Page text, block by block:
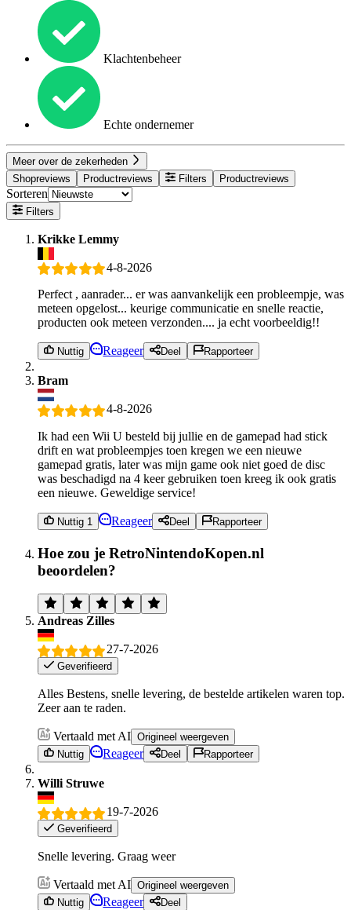
Klachtenbeheer
Echte ondernemer
Meer over de zekerheden
Shopreviews
Productreviews Filters Productreviews
Sorteren
Filters
Krikke Lemmy
4-8-2026
Perfect , aanrader... er was aanvankelijk een probleempje, was
meteen opgelost... keurige communicatie en snelle reactie,
producten ook meteen verzonden.... ja echt voorbeeldig!!
Nuttig Reageer Deel Rapporteer
Bram
4-8-2026
Ik had een Wii U besteld bij jullie en de gamepad had stick
drift en wat probleempjes toen kregen we een nieuwe
gamepad gratis, later was mijn game ook niet goed de disc
was beschadigd na 4 keer gebruiken toen kreeg ik ook gratis
een nieuwe. Geweldige service!
Nuttig 1 Reageer Deel Rapporteer
Hoe zou je RetroNintendoKopen.nl
beoordelen?
Andreas Zilles
27-7-2026
Geverifieerd
Alles Bestens, snelle levering, de bestelde artikelen waren top.
Zeer aan te raden.
Vertaald met AI Origineel weergeven
Nuttig
Reageer Deel Rapporteer
Willi Struwe
19-7-2026
Geverifieerd
Snelle levering. Graag weer
Vertaald met AI Origineel weergeven
Nuttig
Reageer Deel